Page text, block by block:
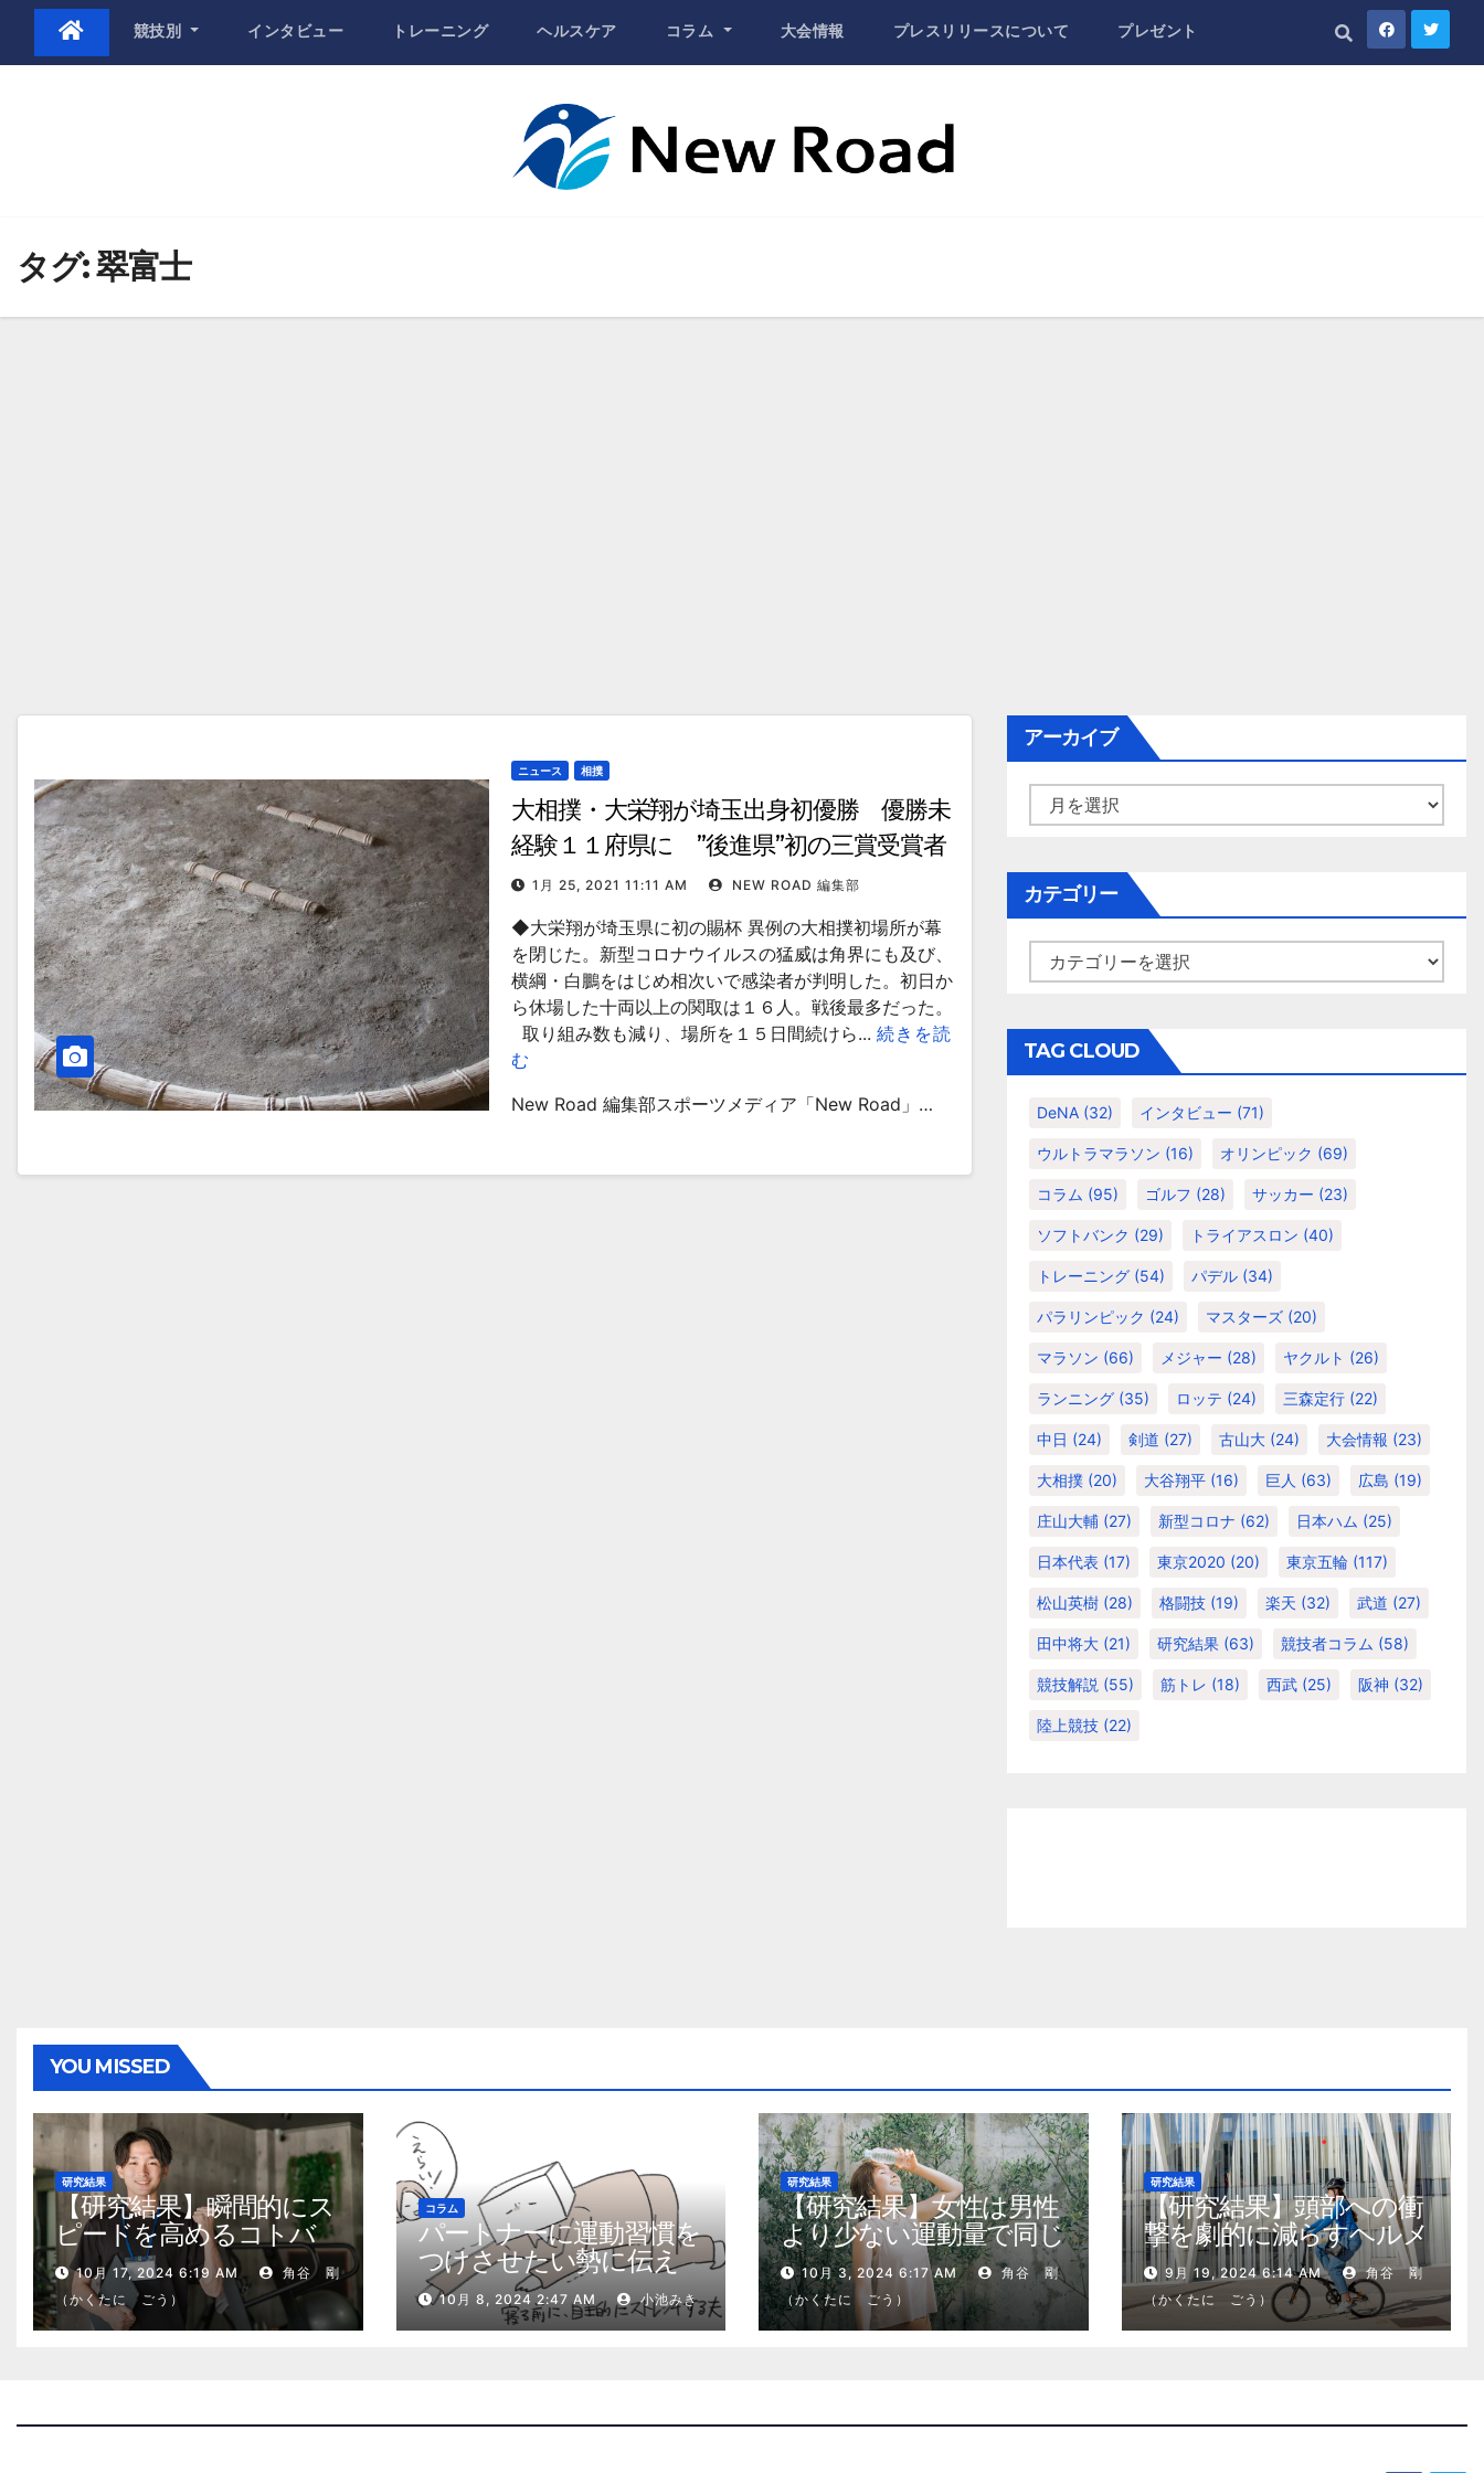
Skip
content
競技別 インタビュー トレーニング ヘルスケア コラム 大会情報 プレスリリースについて プレゼント
タグ:翠富士
ニュース 相撲
大相撲・大栄翔が埼玉出身初優勝 優勝未
経験１１府県に ”後進県”初の三賞受賞者
1月 25, 2021 11:11 AM NEW ROAD 編集部
◆大栄翔が埼玉県に初の賜杯 異例の大相撲初場所が幕
を閉じた。新型コロナウイルスの猛威は角界にも及び、
横綱・白鵬をはじめ相次いで感染者が判明した。初日か
ら休場した十両以上の関取は１６人。戦後最多だった。
取り組み数も減り、場所を１５日間続けら... 続きを読
む
New Road 編集部スポーツメディア「New Road」…
アーカイブ
ー
イ
ブ
カテゴリー
テ
リ
ー
TAG CLOUD
DeNA (32) インタビュー (71)
ウルトラマラソン (16) オリンピック (69)
コラム (95) ゴルフ (28) サッカー (23)
ソフトバンク (29) トライアスロン (40)
トレーニング (54) パデル (34)
パラリンピック (24) マスターズ (20)
マラソン (66) メジャー (28) ヤクルト (26)
ランニング (35) ロッテ (24) 三森定行 (22)
中日 (24) 剣道 (27) 古山大 (24) 大会情報 (23)
大相撲 (20) 大谷翔平 (16) 巨人 (63) 広島 (19)
庄山大輔 (27) 新型コロナ (62) 日本ハム (25)
日本代表 (17) 東京2020 (20) 東京五輪 (117)
松山英樹 (28) 格闘技 (19) 楽天 (32) 武道 (27)
田中将大 (21) 研究結果 (63) 競技者コラム (58)
競技解説 (55) 筋トレ (18) 西武 (25) 阪神 (32)
陸上競技 (22)
YOU MISSED
研究結果
【研究結果】瞬間的にス
ピードを高めるコトバ
の威力
10月 17, 2024 6:19 AM
角谷 剛
（かくたに ごう）
コラム
パートナーに運動習慣を
つけさせたい勢に伝え
る、私が夫の筋肉量を
2kg増やした5ステップ
10月 8, 2024 2:47 AM 小池みき
研究結果
【研究結果】女性は男性
より少ない運動量で同じ
健康効果を得る
10月 3, 2024 6:17 AM
角谷 剛
（かくたに ごう）
研究結果
【研究結果】頭部への衝
撃を劇的に減らすヘルメ
ット内部パッド
9月 19, 2024 6:14 AM
角谷 剛
（かくたに ごう）